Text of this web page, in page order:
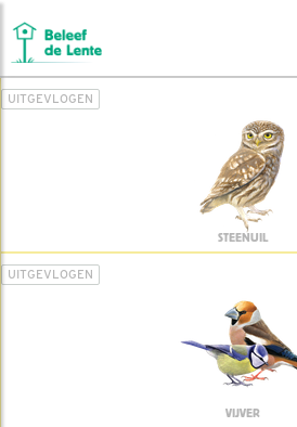
UITGEVLOGEN
STEENUIL
UITGEVLOGEN
VIJVER